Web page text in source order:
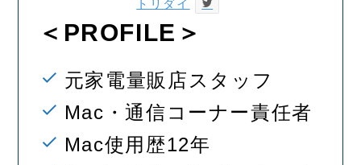
トリダイ
＜PROFILE＞
元家電量販店スタッフ
Mac・通信コーナー責任者
Mac使用歴12年